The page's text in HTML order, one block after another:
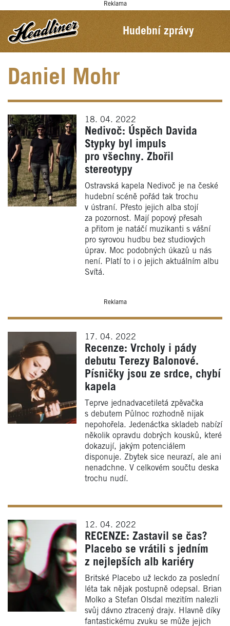
Reklama
Hudební zprávy
Daniel Mohr
18. 04. 2022
Nedivoč: Úspěch Davida
Stypky byl impuls
pro všechny. Zbořil
stereotypy
Ostravská kapela Nedivoč je na české
hudební scéně pořád tak trochu
v ústraní. Přesto jejich alba stojí
za pozornost. Mají popový přesah
a přitom je natáčí muzikanti s vášní
pro syrovou hudbu bez studiových
úprav. Moc podobných úkazů u nás
není. Platí to i o jejich aktuálním albu
Svítá.
Reklama
17. 04. 2022
Recenze: Vrcholy i pády
debutu Terezy Balonové.
Písničky jsou ze srdce, chybí
kapela
Teprve jednadvacetiletá zpěvačka
s debutem Půlnoc rozhodně nijak
nepohořela. Jedenáctka skladeb nabízí
několik opravdu dobrých kousků, které
dokazují, jakým potenciálem
disponuje. Zbytek sice neurazí, ale ani
nenadchne. V celkovém součtu deska
trochu nudí.
12. 04. 2022
RECENZE: Zastavil se čas?
Placebo se vrátili s jedním
z nejlepších alb kariéry
Britské Placebo už leckdo za poslední
léta tak nějak postupně odepsal. Brian
Molko a Stefan Olsdal mezitím nalezli
svůj dávno ztracený drajv. Hlavně díky
fantastickému zvuku se může jejich